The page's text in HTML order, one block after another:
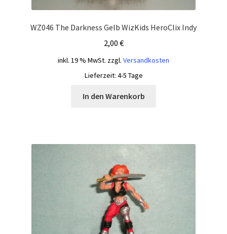
WZ046 The Darkness Gelb WizKids HeroClix Indy
2,00 €
inkl. 19 % MwSt. zzgl. Versandkosten
Lieferzeit: 4-5 Tage
In den Warenkorb